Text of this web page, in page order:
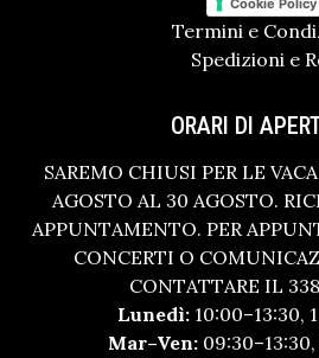
Cookie Policy
Termini e
Spedizioni e
ORARI DI
SAREMO CHIUSI PER LE
AGOSTO AL 30 AGOSTO.
APPUNTAMENTO. PER
CONCERTI O
CONTATTARE IL
Lunedì: 10:00–13:30,
Mar–Ven:09:30–13:30,